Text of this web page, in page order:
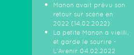
Manon avait prévu son
retour sur scène en
2022 (14.02.2022)
La petite Manon a vieilli,
et garde le sourire -
L'Avenir 04.02.2022